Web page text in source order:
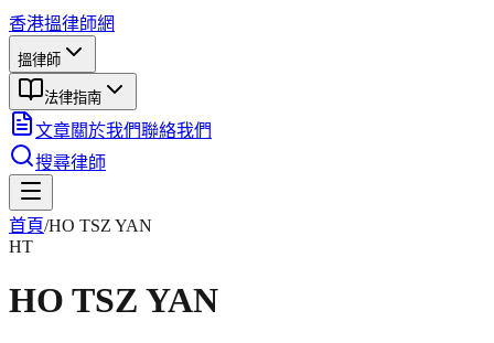
香港搵律師網
搵律師
法律指南
文章關於我們聯絡我們
搜尋律師
首頁/HO TSZ YAN
HT
HO TSZ YAN